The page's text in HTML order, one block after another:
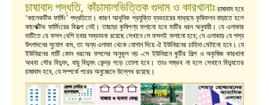
চাষাবাদ পদ্ধতি, কাঁচামালভিত্তিক গুদাম ও কারখানাঃ চাষাবাদ হবে
‘কালেকটিভ ফার্মিং’ পদ্ধতিতে। কারণ আধুনিক প্রযুক্তি ব্যবহারের মাধ্যমে কৃষিফলন বাড়াতে হলে
কালেক্টিভ ফার্মিংয়ের বিকল্প নেই। তাছাড়া কৃষিপণ্য ফলানো হবে মাটির ধরন অনুযায়ী। যে এলাকার
মাটিতে যে ফসল বেশি হবার সম্ভাবনা রয়েছে সেখানে সে ফসলই ফলানো হবে; যে এলাকায় যে শস্য
উৎপাদনের সুযোগ কম, তা অন্য এলাকা থেকে যোগান দিয়ে ঐ ইউনিয়নের চাহিদা মেটানো হবে। যে
ইউনিয়নের মাটি কোন ধরনের ফসলের অনুকূল নয় -সে ইউনিয়নে কুটির শিল্প ও অকৃষিজ কারখানা
অথবা সৌর বিদ্যুৎ, বায়ু বিদ্যুৎ কেন্দ্র গড়ে তোলা হবে। তাও সম্ভব না হলে সেখানে বিদ্যুতের
চাষাবাদ হবে, যে সম্পর্কে পরের অনুচ্ছেদে উল্লেখ রয়েছে।